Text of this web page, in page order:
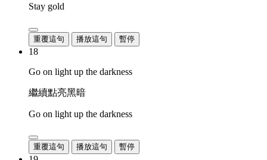
Stay gold
重覆這句 播放這句 暫停
18
Go on light up the darkness
繼續點亮黑暗
Go on light up the darkness
重覆這句 播放這句 暫停